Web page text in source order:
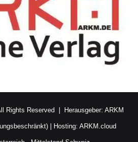
Rights Reserved | Herausgeber: ARKM
| Hosting: ARKM.cloud